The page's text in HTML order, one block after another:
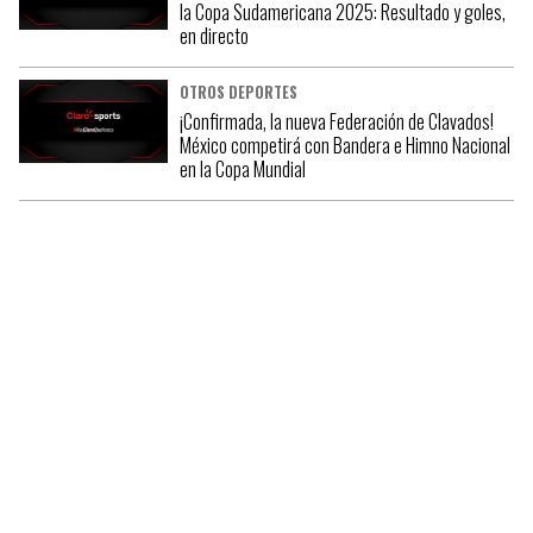
la Copa Sudamericana 2025: Resultado y goles,
en directo
OTROS DEPORTES
¡Confirmada, la nueva Federación de Clavados!
México competirá con Bandera e Himno Nacional
en la Copa Mundial